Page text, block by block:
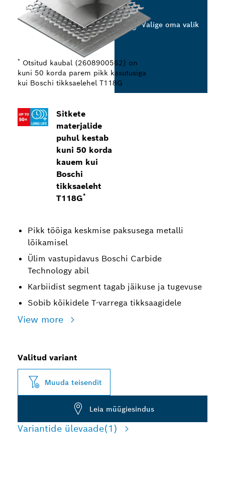
Sitkete
materjalide
puhul kestab
kuni 50 korda
kauem kui
Boschi
tikksaeleht
T118G*
Pikk tööiga keskmise paksusega metalli
lõikamisel
Ülim vastupidavus Boschi Carbide
Technology abil
Karbiidist segment tagab jäikuse ja tugevuse
Sobib kõikidele T-varrega tikksaagidele
View more
* Otsitud kaubal (2608900562) on
kuni 50 korda parem pikk kasutusiga
kui Boschi tikksaelehel T118G
Valige oma valik
Valitud variant
Muuda teisendit
Leia müügiesindus
Variantide ülevaade(1)